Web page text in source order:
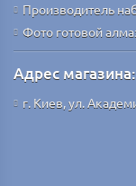
Производитель
Фото готовой
Адрес магазина:
г. Киев, ул.